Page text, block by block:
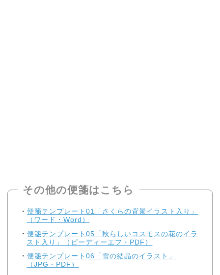
その他の便箋はこちら
便箋テンプレート01「さくらの背景イラスト入り」
（ワード・Word）
便箋テンプレート05「秋らしいコスモスの花のイラ
スト入り」（ピーディーエフ・PDF）
便箋テンプレート06「雪の結晶のイラスト」
（JPG・PDF）